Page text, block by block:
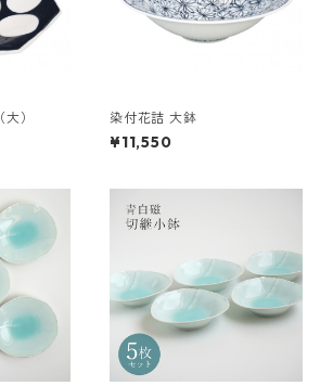
） 染付花詰 大鉢
¥11,550